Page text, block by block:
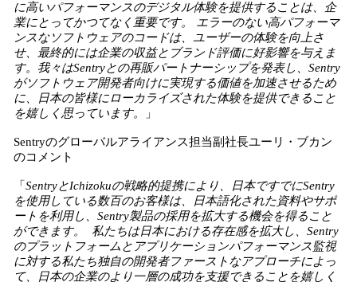
に高いパフォーマンスのデジタル体験を提供することは、企
業にとってかつてなく重要です。 エラーのない高パフォーマ
ンスなソフトウェアのコードは、ユーザーの体験を向上さ
せ、最終的には企業の収益とブランド評価に好影響を与えま
す。我々はSentryとの再販パートナーシップを発表し、Sentry
がソフトウェア開発者向けに実現する価値を加速させるため
に、日本の皆様にローカライズされた体験を提供できること
を嬉しく思っています。
」
Sentryのグローバルアライアンス担当副社長ユーリ・ブカン
のコメント
「 SentryとIchizokuの戦略的提携により、日本ですでにSentry
を使用している数百のお客様は、日本語化された資料やサポ
ートを利用し、Sentry製品の採用を拡大する機会を得ること
ができます。 私たちは日本における存在感を拡大し、Sentry
のプラットフォームとアプリケーションパフォーマンス監視
に対する私たち独自の開発者ファーストなアプローチによっ
て、日本の企業のより一層の成功を支援できることを嬉しく